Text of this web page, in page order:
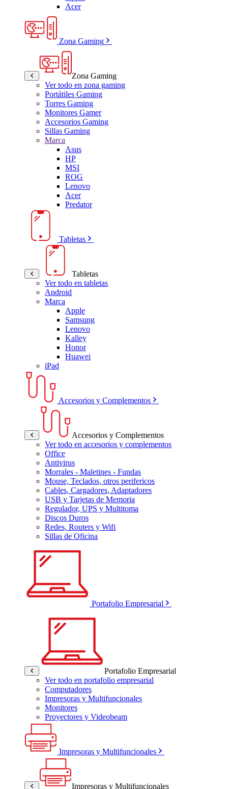
Acer
Zona Gaming
Zona Gaming
Ver todo en zona gaming
Portátiles Gaming
Torres Gaming
Monitores Gamer
Accesorios Gaming
Sillas Gaming
Marca
Asus
HP
MSI
ROG
Lenovo
Acer
Predator
Tabletas
Tabletas
Ver todo en tabletas
Android
Marca
Apple
Samsung
Lenovo
Kalley
Honor
Huawei
iPad
Accesorios y Complementos
Accesorios y Complementos
Ver todo en accesorios y complementos
Office
Antivirus
Morrales - Maletines - Fundas
Mouse, Teclados, otros perifericos
Cables, Cargadores, Adaptadores
USB y Tarjetas de Memoria
Regulador, UPS y Multitoma
Discos Duros
Redes, Routers y Wifi
Sillas de Oficina
Portafolio Empresarial
Portafolio Empresarial
Ver todo en portafolio empresarial
Computadores
Impresoras y Multifuncionales
Monitores
Proyectores y Videobeam
Impresoras y Multifuncionales
Impresoras y Multifuncionales